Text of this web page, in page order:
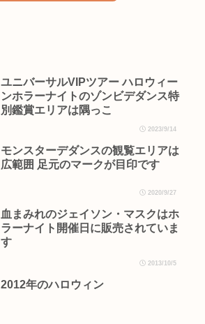
ユニバーサルVIPツアー ハロウィー
ンホラーナイトのゾンビデダンス特
別鑑賞エリアは隅っこ
2023/9/14
モンスターデダンスの観覧エリアは
広範囲 足元のマークが目印です
2020/9/27
血まみれのジェイソン・マスクはホ
ラーナイト開催日に販売されていま
す
2013/10/5
2012年のハロウィン